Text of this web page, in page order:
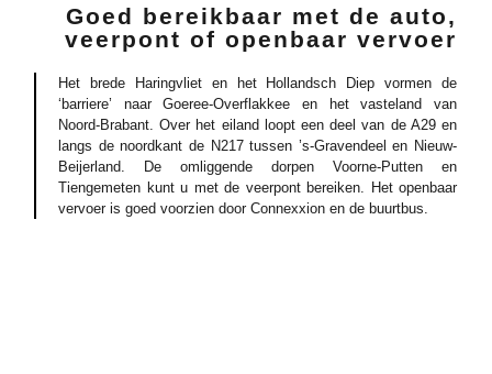
Goed bereikbaar met de auto,
veerpont of openbaar vervoer
Het brede Haringvliet en het Hollandsch Diep vormen de
‘barriere’ naar Goeree-Overflakkee en het vasteland van
Noord-Brabant. Over het eiland loopt een deel van de A29 en
langs de noordkant de N217 tussen ’s-Gravendeel en Nieuw-
Beijerland. De omliggende dorpen Voorne-Putten en
Tiengemeten kunt u met de veerpont bereiken. Het openbaar
vervoer is goed voorzien door Connexxion en de buurtbus.